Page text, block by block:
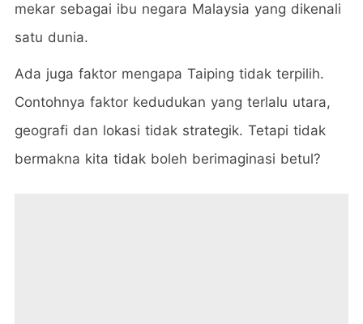
mekar sebagai ibu negara Malaysia yang dikenali
satu dunia.
Ada juga faktor mengapa Taiping tidak terpilih.
Contohnya faktor kedudukan yang terlalu utara,
geografi dan lokasi tidak strategik. Tetapi tidak
bermakna kita tidak boleh berimaginasi betul?